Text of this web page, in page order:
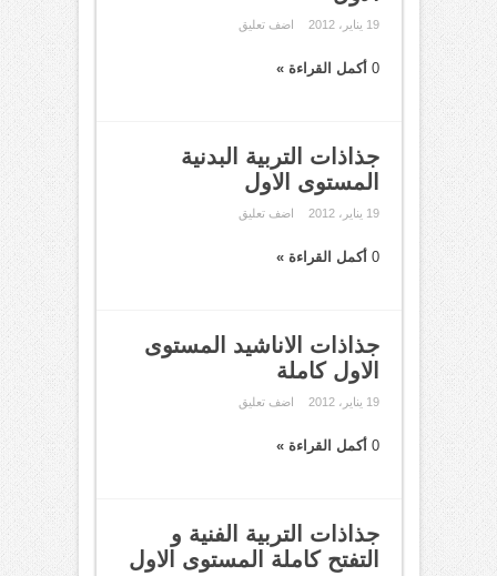
19 يناير، 2012 اضف تعليق
0 أكمل القراءة »
جذاذات التربية البدنية
المستوى الاول
19 يناير، 2012 اضف تعليق
0 أكمل القراءة »
جذاذات الاناشيد المستوى
الاول كاملة
19 يناير، 2012 اضف تعليق
0 أكمل القراءة »
جذاذات التربية الفنية و
التفتح كاملة المستوى الاول